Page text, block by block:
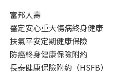
富邦人壽
醫定安心重大傷病終身健康
扶氣平安定期健康保險
防癌終身健康保險附約
長泰健康保險附約（HSFB）